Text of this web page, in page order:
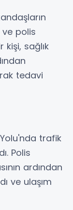
ve polis
kişi, sağlık
tedavi
trafik
Polis
ardından
ve ulaşım